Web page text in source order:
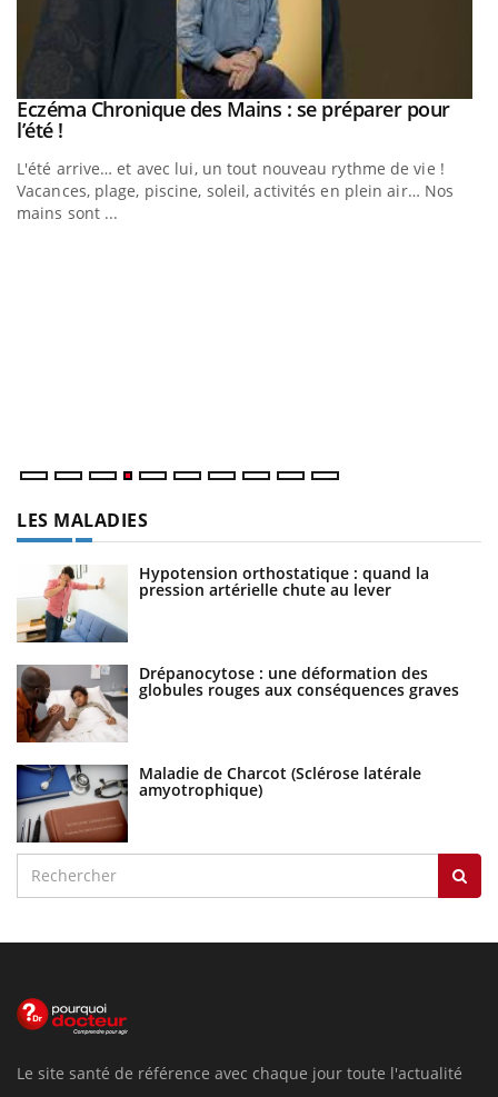
Youtube
Eczéma Chronique des Mains : se préparer pour
l’été !Youtube
L'été arrive… et avec lui, un tout nouveau rythme de vie !
Vacances, plage, piscine, soleil, activités en plein air… Nos
mains sont ...
LES MALADIES
Hypotension orthostatique : quand la
pression artérielle chute au lever
Drépanocytose : une déformation des
globules rouges aux conséquences graves
Maladie de Charcot (Sclérose latérale
amyotrophique)
Le site santé de référence avec chaque jour toute l'actualité